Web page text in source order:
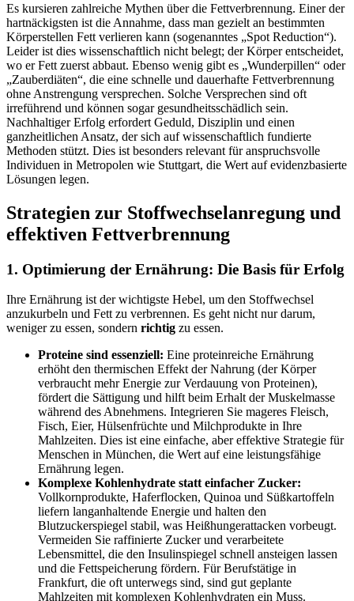
Es kursieren zahlreiche Mythen über die Fettverbrennung. Einer der
hartnäckigsten ist die Annahme, dass man gezielt an bestimmten
Körperstellen Fett verlieren kann (sogenanntes „Spot Reduction“).
Leider ist dies wissenschaftlich nicht belegt; der Körper entscheidet,
wo er Fett zuerst abbaut. Ebenso wenig gibt es „Wunderpillen“ oder
„Zauberdiäten“, die eine schnelle und dauerhafte Fettverbrennung
ohne Anstrengung versprechen. Solche Versprechen sind oft
irreführend und können sogar gesundheitsschädlich sein.
Nachhaltiger Erfolg erfordert Geduld, Disziplin und einen
ganzheitlichen Ansatz, der sich auf wissenschaftlich fundierte
Methoden stützt. Dies ist besonders relevant für anspruchsvolle
Individuen in Metropolen wie Stuttgart, die Wert auf evidenzbasierte
Lösungen legen.
Strategien zur Stoffwechselanregung und
effektiven Fettverbrennung
1. Optimierung der Ernährung: Die Basis für Erfolg
Ihre Ernährung ist der wichtigste Hebel, um den Stoffwechsel
anzukurbeln und Fett zu verbrennen. Es geht nicht nur darum,
weniger zu essen, sondern richtig zu essen.
Proteine sind essenziell: Eine proteinreiche Ernährung
erhöht den thermischen Effekt der Nahrung (der Körper
verbraucht mehr Energie zur Verdauung von Proteinen),
fördert die Sättigung und hilft beim Erhalt der Muskelmasse
während des Abnehmens. Integrieren Sie mageres Fleisch,
Fisch, Eier, Hülsenfrüchte und Milchprodukte in Ihre
Mahlzeiten. Dies ist eine einfache, aber effektive Strategie für
Menschen in München, die Wert auf eine leistungsfähige
Ernährung legen.
Komplexe Kohlenhydrate statt einfacher Zucker:
Vollkornprodukte, Haferflocken, Quinoa und Süßkartoffeln
liefern langanhaltende Energie und halten den
Blutzuckerspiegel stabil, was Heißhungerattacken vorbeugt.
Vermeiden Sie raffinierte Zucker und verarbeitete
Lebensmittel, die den Insulinspiegel schnell ansteigen lassen
und die Fettspeicherung fördern. Für Berufstätige in
Frankfurt, die oft unterwegs sind, sind gut geplante
Mahlzeiten mit komplexen Kohlenhydraten ein Muss.